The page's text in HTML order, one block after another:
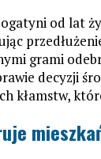
od lat
grami
decyzji
kłamstw,